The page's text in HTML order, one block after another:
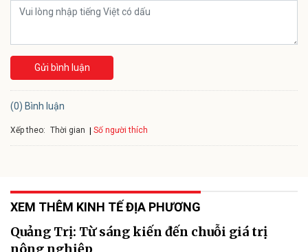
Gửi bình luận
(0) Bình luận
Xếp theo: Thời gian Số người thích
XEM THÊM KINH TẾ ĐỊA PHƯƠNG
Quảng Trị: Từ sáng kiến đến chuỗi giá trị